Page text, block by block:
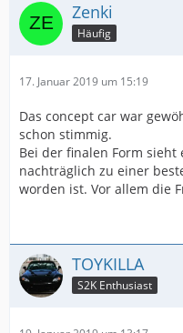
Zenki
Häufig
17. Januar 2019 um 15:19
Das concept car war
schon stimmig.
Bei der finalen Form sieht
nachträglich zu einer
worden ist. Vor allem die
TOYKILLA
S2K Enthusiast